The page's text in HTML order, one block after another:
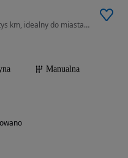
1368 cm3 • 100 KM • Hyundai i20, 139tys km, idealny do miasta, tani w utrzymaniu
Manualna